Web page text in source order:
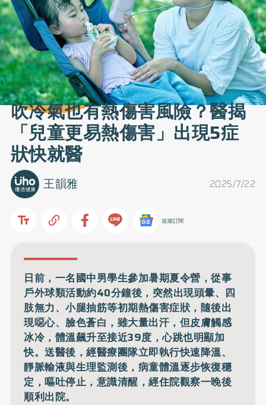
吹冷氣也有熱傷害風險？醫揭
「兒童更易熱傷害」出現5症
狀快就醫
2025/7/22
王韻雅
追蹤訂閱
日前，一名國中男學生參加暑期夏令營，從事
戶外球類活動約40分鐘後，突然出現頭暈、四
肢無力、小腿抽筋等初期熱傷害症狀，隨後出
現噁心、臉色蒼白，雖大量出汗，但皮膚觸感
冰冷，體溫飆升至接近39度，心跳也明顯加
快。送醫後，經醫療團隊立即執行快速降溫、
靜脈輸液與生理監測後，病童體溫逐步恢復穩
定，嘔吐停止，意識清醒，經住院觀察一晚後
順利出院。